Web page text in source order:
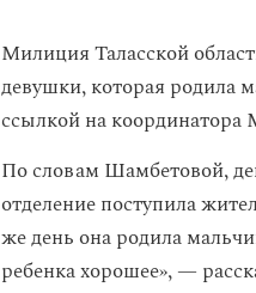
Милиция Таласской
девушки, которая родила
ссылкой на
По словам Шамбетовой,
отделение поступила
же день она родила
ребенка хорошее», —